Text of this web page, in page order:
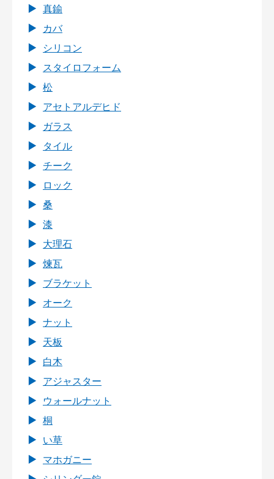
真鍮
カバ
シリコン
スタイロフォーム
松
アセトアルデヒド
ガラス
タイル
チーク
ロック
桑
漆
大理石
煉瓦
ブラケット
オーク
ナット
天板
白木
アジャスター
ウォールナット
桐
い草
マホガニー